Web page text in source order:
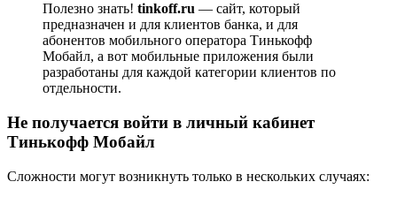
Полезно знать! tinkoff.ru — сайт, который
предназначен и для клиентов банка, и для
абонентов мобильного оператора Тинькофф
Мобайл, а вот мобильные приложения были
разработаны для каждой категории клиентов по
отдельности.
Не получается войти в личный кабинет
Тинькофф Мобайл
Сложности могут возникнуть только в нескольких случаях: